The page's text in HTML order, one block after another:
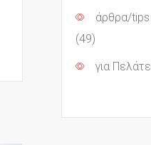
άρθρα/tips
(49)
για